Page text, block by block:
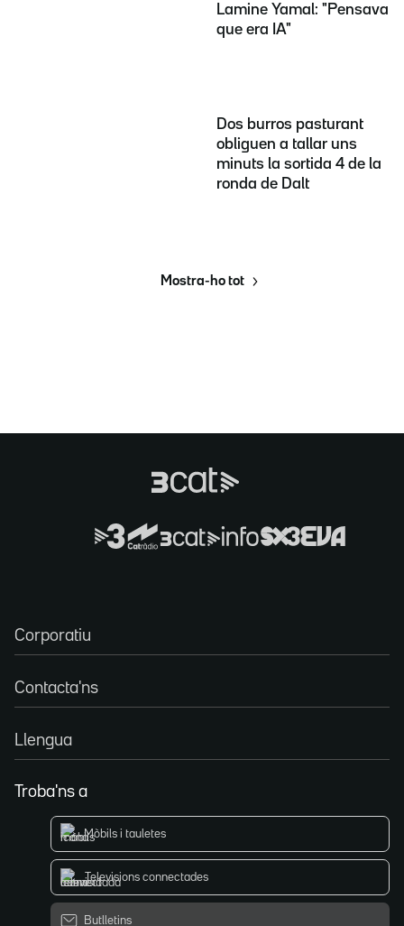
Lamine Yamal: "Pensava
que era IA"
Dos burros pasturant
obliguen a tallar uns
minuts la sortida 4 de la
ronda de Dalt
Mostra-ho tot
Corporatiu
Contacta'ns
Llengua
Troba'ns a
Mòbils i tauletes
Televisions connectades
Butlletins